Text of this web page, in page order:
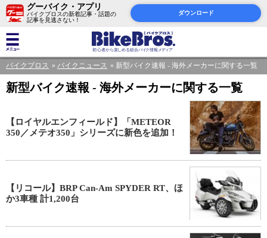
グーバイク・アプリ
バイクブロスの新着記事・話題の
記事を見逃さない！
ダウンロード
バイクブロス バイクニュース 新型バイク速報 - 海外メーカーに関する一覧
新型バイク速報 - 海外メーカーに関する一覧
【ロイヤルエンフィールド】「METEOR
350／メテオ350」シリーズに新色を追加！
【リコール】BRP Can-Am SPYDER RT、ほ
か3車種 計1,200台